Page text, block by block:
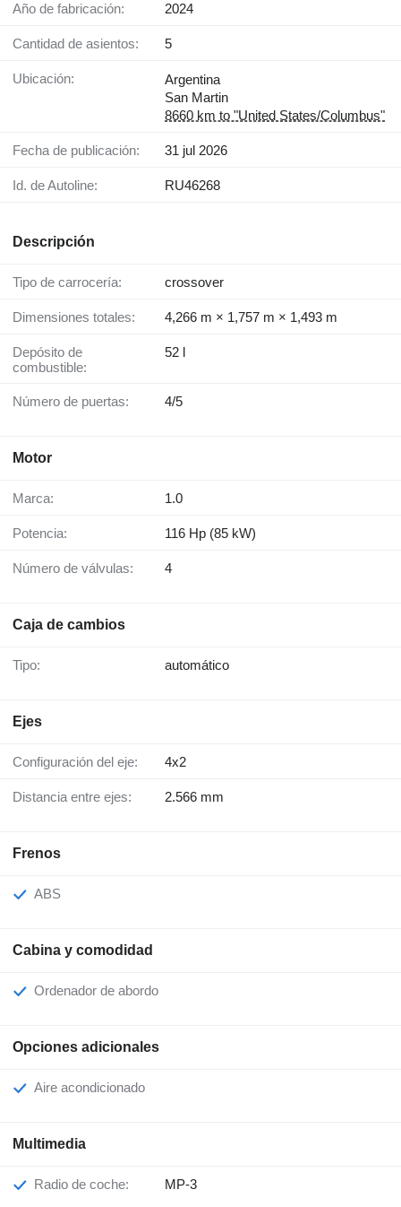
Año de fabricación: 2024
Cantidad de asientos: 5
Ubicación:
Argentina
San Martin
8660 km to "United States/Columbus"
Fecha de publicación: 31 jul 2026
Id. de Autoline: RU46268
Descripción
Tipo de carrocería: crossover
Dimensiones totales: 4,266 m × 1,757 m × 1,493 m
Depósito de
combustible:
52 l
Número de puertas: 4/5
Motor
Marca: 1.0
Potencia: 116 Hp (85 kW)
Número de válvulas: 4
Caja de cambios
Tipo: automático
Ejes
Configuración del eje: 4x2
Distancia entre ejes: 2.566 mm
Frenos
ABS
Cabina y comodidad
Ordenador de abordo
Opciones adicionales
Aire acondicionado
Multimedia
Radio de coche: MP-3